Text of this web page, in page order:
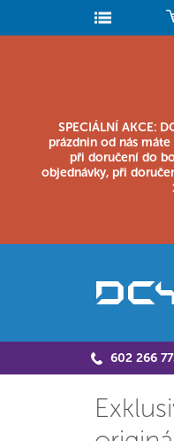
SPECIÁLNÍ AKCE:
prázdnin od nás
při doručení do
objednávky, při
602 266